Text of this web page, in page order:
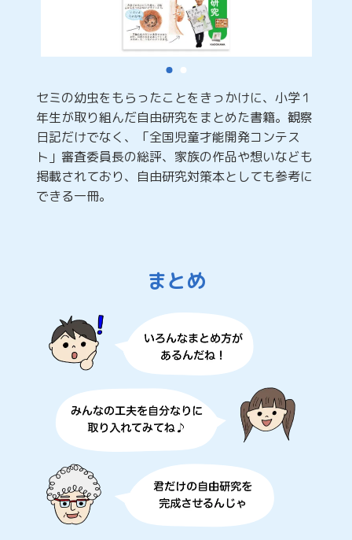
セミの幼虫をもらったことをきっかけに、小学１
年生が取り組んだ自由研究をまとめた書籍。観察
日記だけでなく、「全国児童才能開発コンテス
ト」審査委員長の総評、家族の作品や想いなども
掲載されており、自由研究対策本としても参考に
できる一冊。
まとめ